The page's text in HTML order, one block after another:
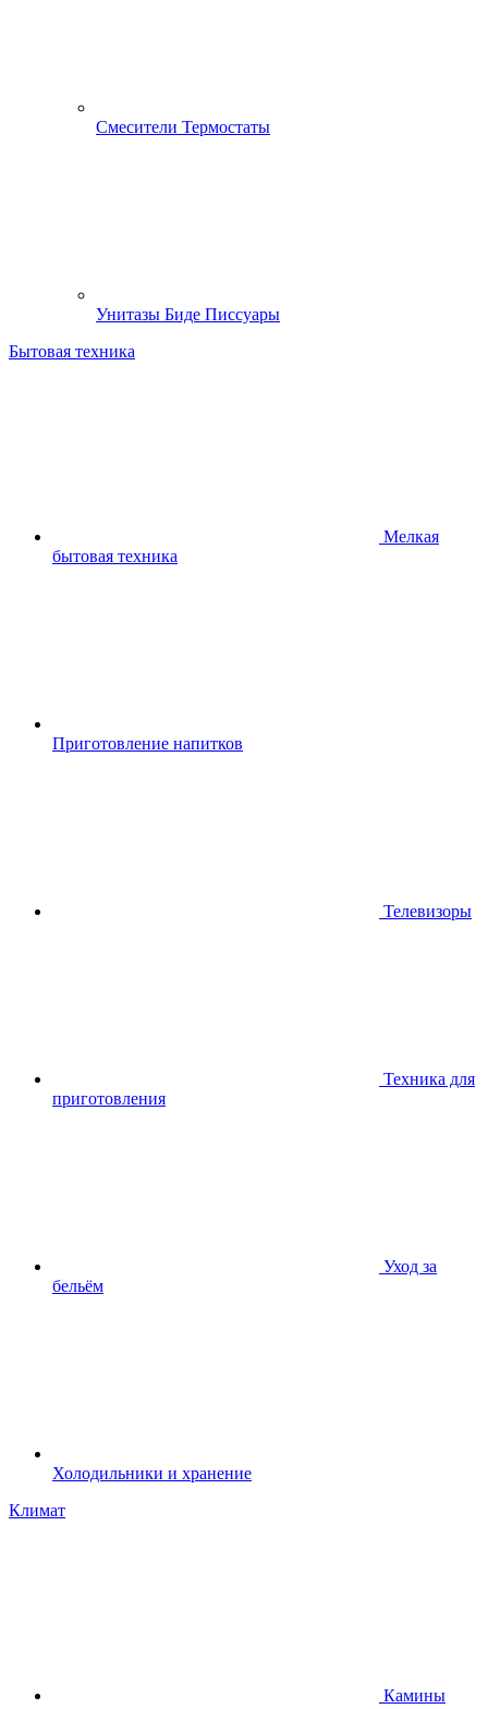
Смесители Термостаты
Унитазы Биде Писсуары
Бытовая техника
Мелкая
бытовая техника
Приготовление напитков
Телевизоры
Техника для
приготовления
Уход за
бельём
Холодильники и хранение
Климат
Камины